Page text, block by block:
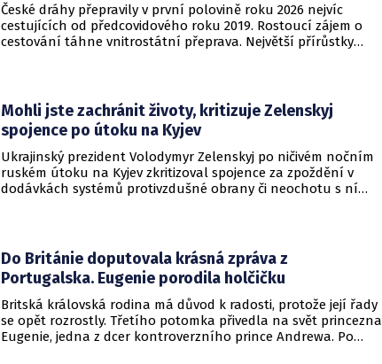
České dráhy přepravily v první polovině roku 2026 nejvíc
cestujících od předcovidového roku 2019. Rostoucí zájem o
cestování táhne vnitrostátní přeprava. Největší přírůstky
individuálním motorismem.
Mohli jste zachránit životy, kritizuje Zelenskyj
spojence po útoku na Kyjev
Ukrajinský prezident Volodymyr Zelenskyj po ničivém nočním
ruském útoku na Kyjev zkritizoval spojence za zpoždění v
dodávkách systémů protivzdušné obrany či neochotu s ní
Do Británie doputovala krásná zpráva z
Portugalska. Eugenie porodila holčičku
Britská královská rodina má důvod k radosti, protože její řady
se opět rozrostly. Třetího potomka přivedla na svět princezna
Eugenie, jedna z dcer kontroverzního prince Andrewa. Po